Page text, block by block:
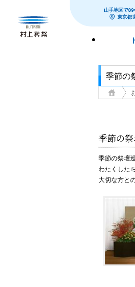
山手地区で89
東京都
季節の
季節の
季節の祭壇
わたくした
大切な方と